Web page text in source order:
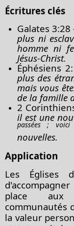
Écritures clés
Galates 3:28
plus ni
homme ni
Jésus-Christ.
Éphésiens
plus des
mais vous
de la famille
2
il est une
passées ; voici
nouvelles.
Application
Les Églises
place aux
communautés
la valeur